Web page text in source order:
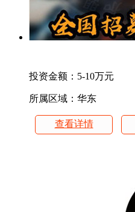
投资金额： 5-10万元
所属区域：华东
查看详情